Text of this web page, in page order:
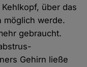
über das
möglich werde.
gebraucht.
Gehirn ließe